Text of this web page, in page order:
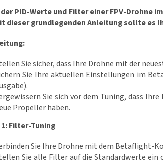
der PID-Werte und Filter einer FPV-
dieser grundlegenden Anleitung sollte es
Sie sicher, dass Ihre Drohne mit der
Sie Ihre aktuellen Einstellungen im
Sie sich vor dem Tuning, dass
Propeller haben.
Filter-Tuning
Sie Ihre Drohne mit dem Betaflight-
Sie alle Filter auf die Standardwerte